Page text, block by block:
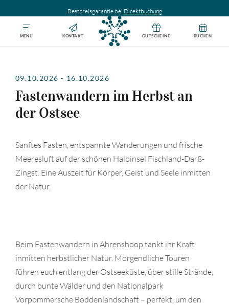
Bestpreisgarantie bei Direktbuchung
MENÜ KONTAKT GUTSCHEINE BUCHEN
09.10.2026 - 16.10.2026
Fastenwandern im Herbst an
der Ostsee
Sanftes Fasten, entspannte Wanderungen und frische
Meeresluft auf der schönen Halbinsel Fischland-Darß-
Zingst. Eine Auszeit für Körper, Geist und Seele inmitten
der Natur.
Beim Fastenwandern in Ahrenshoop tankt ihr Kraft
inmitten herbstlicher Natur. Morgendliche Touren
führen euch entlang der Ostseeküste, über stille Strände,
durch bunte Wälder und den Nationalpark
Vorpommersche Boddenlandschaft – perfekt, um den